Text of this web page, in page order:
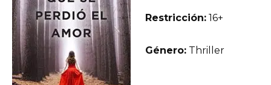
Restricción: 16+
Género: Thriller